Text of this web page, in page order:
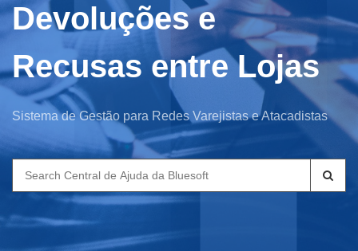
Devoluções e
Recusas entre Lojas
Sistema de Gestão para Redes Varejistas e Atacadistas
Search
for: